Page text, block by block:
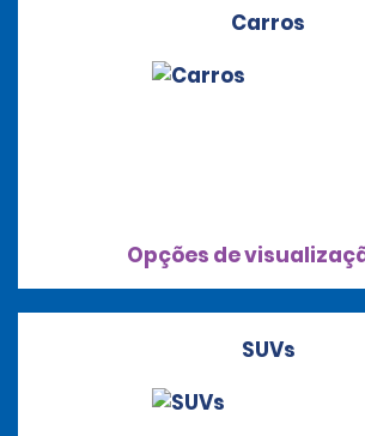
Carros
Opções de
SUVs